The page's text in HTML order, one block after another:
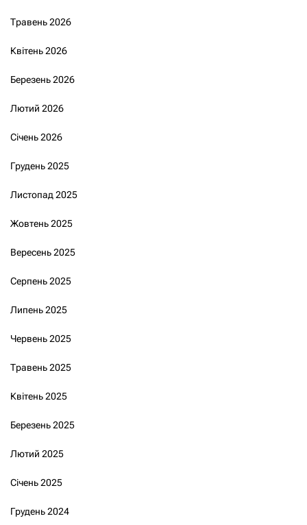
Травень 2026
Квітень 2026
Березень 2026
Лютий 2026
Січень 2026
Грудень 2025
Листопад 2025
Жовтень 2025
Вересень 2025
Серпень 2025
Липень 2025
Червень 2025
Травень 2025
Квітень 2025
Березень 2025
Лютий 2025
Січень 2025
Грудень 2024